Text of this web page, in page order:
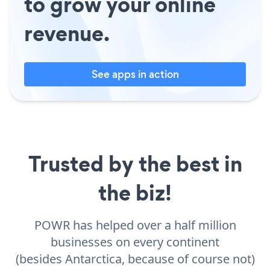
revenue.
See apps in action
Trusted by the best in
the biz!
POWR has helped over a half million
businesses on every continent
(besides Antarctica, because of course not)